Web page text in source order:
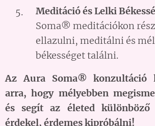
Meditáció és Lelki
Soma® meditációkon
ellazulni, meditálni és
békességet találni.
Az Aura Soma® konzultáció
arra, hogy mélyebben
és segít az életed különböző
érdekel, érdemes kipróbálni!